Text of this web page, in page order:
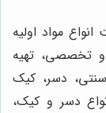
مواد اولیه
و تخصصی، تهیه
سنتی، دسر، کیک
دسر و کیک،